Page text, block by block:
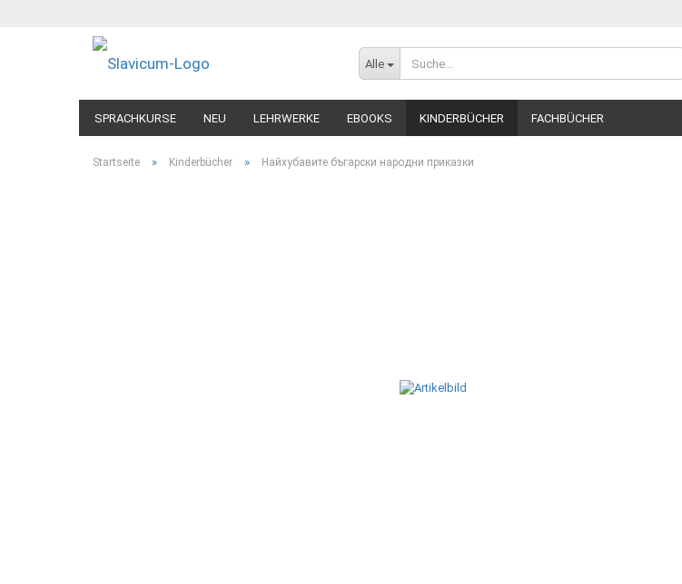
Alle
SPRACHKURSE NEU LEHRWERKE EBOOKS KINDERBÜCHER FACHBÜCHER
Startseite » Kinderbücher » Найхубавите бъгарски народни приказки